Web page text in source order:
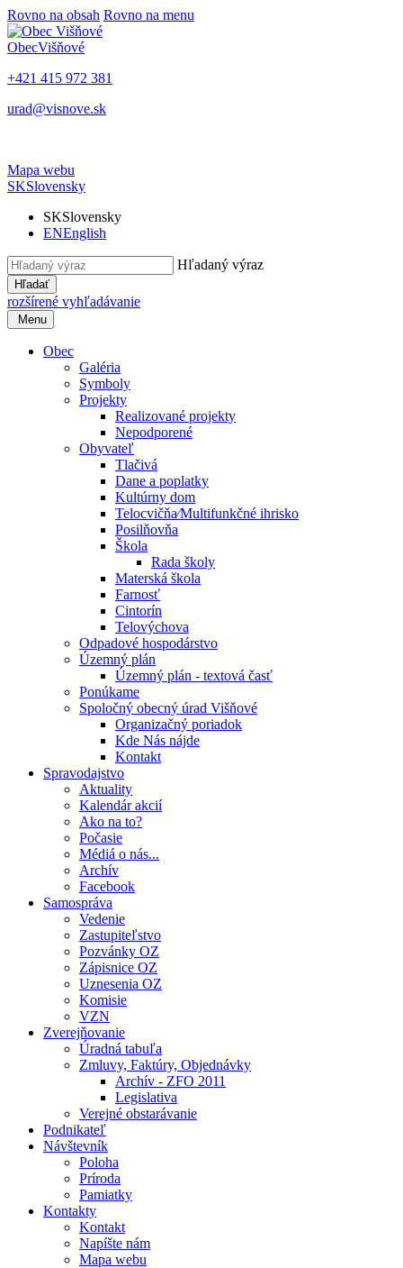
Rovno na obsah Rovno na menu
ObecVišňové
+421 415 972 381
urad@visnove.sk
Mapa webu
SKSlovensky
SKSlovensky
ENEnglish
Hľadaný výraz
Hľadať
rozšírené vyhľadávanie
Menu
Obec
Galéria
Symboly
Projekty
Realizované projekty
Nepodporené
Obyvateľ
Tlačivá
Dane a poplatky
Kultúrny dom
Telocvičňa⁄Multifunkčné ihrisko
Posilňovňa
Škola
Rada školy
Materská škola
Farnosť
Cintorín
Telovýchova
Odpadové hospodárstvo
Územný plán
Územný plán - textová časť
Ponúkame
Spoločný obecný úrad Višňové
Organizačný poriadok
Kde Nás nájde
Kontakt
Spravodajstvo
Aktuality
Kalendár akcií
Ako na to?
Počasie
Médiá o nás...
Archív
Facebook
Samospráva
Vedenie
Zastupiteľstvo
Pozvánky OZ
Zápisnice OZ
Uznesenia OZ
Komisie
VZN
Zverejňovanie
Úradná tabuľa
Zmluvy, Faktúry, Objednávky
Archív - ZFO 2011
Legislativa
Verejné obstarávanie
Podnikateľ
Návštevník
Poloha
Príroda
Pamiatky
Kontakty
Kontakt
Napíšte nám
Mapa webu